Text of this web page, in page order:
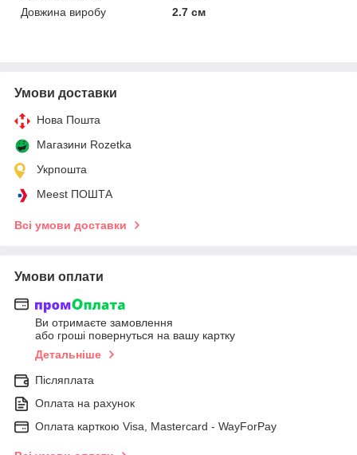
Довжина виробу
2.7 см
Умови доставки
Нова Пошта
Магазини Rozetka
Укрпошта
Meest ПОШТА
Всі умови доставки
Умови оплати
Ви отримаєте замовлення
або гроші повернуться на вашу картку
Детальніше
Післяплата
Оплата на рахунок
Оплата карткою Visa, Mastercard - WayForPay